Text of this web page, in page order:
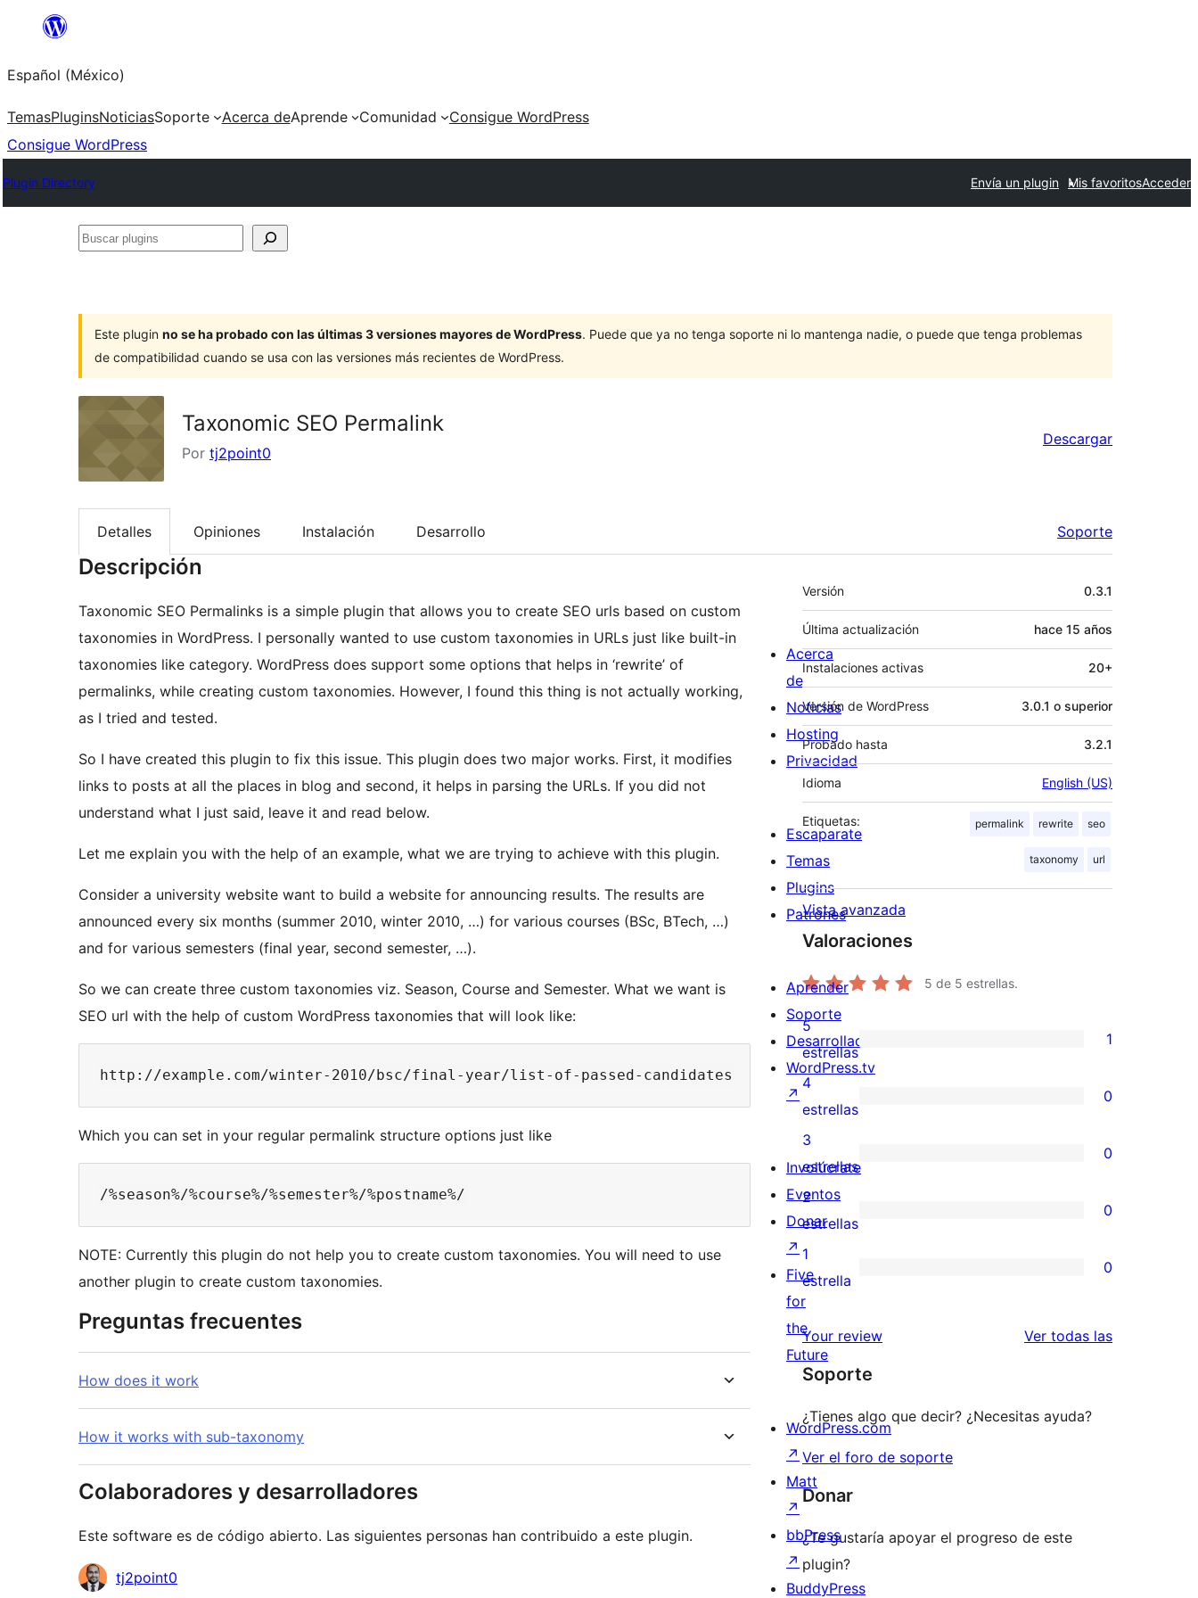
Saltar
contenido
Español (México)
TemasPluginsNoticiasSoporte Acerca deAprende Comunidad
Consigue WordPress
Consigue WordPress
Plugin Directory Envía un plugin Mis favoritosAcceder
Buscar
Este plugin no se ha probado con las últimas 3 versiones mayores de WordPress. Puede que ya no tenga soporte ni lo mantenga nadie, o puede que tenga problemas
de compatibilidad cuando se usa con las versiones más recientes de WordPress.
Taxonomic SEO Permalink
Por tj2point0
Descargar
Detalles Opiniones Instalación Desarrollo Soporte
Descripción
Taxonomic SEO Permalinks is a simple plugin that allows you to create SEO urls based on custom
taxonomies in WordPress. I personally wanted to use custom taxonomies in URLs just like built-in
taxonomies like category. WordPress does support some options that helps in ‘rewrite’ of
permalinks, while creating custom taxonomies. However, I found this thing is not actually working,
as I tried and tested.
So I have created this plugin to fix this issue. This plugin does two major works. First, it modifies
links to posts at all the places in blog and second, it helps in parsing the URLs. If you did not
understand what I just said, leave it and read below.
Let me explain you with the help of an example, what we are trying to achieve with this plugin.
Consider a university website want to build a website for announcing results. The results are
announced every six months (summer 2010, winter 2010, …) for various courses (BSc, BTech, …)
and for various semesters (final year, second semester, …).
So we can create three custom taxonomies viz. Season, Course and Semester. What we want is
SEO url with the help of custom WordPress taxonomies that will look like:
Which you can set in your regular permalink structure options just like
NOTE: Currently this plugin do not help you to create custom taxonomies. You will need to use
another plugin to create custom taxonomies.
Preguntas frecuentes
How does it work
How it works with sub-taxonomy
Colaboradores y desarrolladores
Este software es de código abierto. Las siguientes personas han contribuido a este plugin.
Colaboradores
tj2point0
Meta
Versión 0.3.1
Última actualización hace 15 años
Instalaciones activas 20+
Versión de WordPress 3.0.1 o superior
Probado hasta 3.2.1
Idioma English (US)
Etiquetas: permalink rewrite seo
taxonomy url
Vista avanzada
Valoraciones
5 de 5 estrellas.
1
valoración
de
5
estrellas
5
estrellas
1
0
valoraciones
de
4
estrellas
4
estrellas
0
0
valoraciones
de
3
estrellas
3
estrellas
0
0
valoraciones
de
2
estrellas
2
estrellas
0
0
valoraciones
de
1
estrellas
1
estrella
0
Your review Ver todas lasvaloraciones
Soporte
¿Tienes algo que decir? ¿Necesitas ayuda?
Ver el foro de soporte
Donar
¿Te gustaría apoyar el progreso de este
plugin?
Acerca
de
Noticias
Hosting
Privacidad
Escaparate
Temas
Plugins
Patrones
Aprender
Soporte
Desarrolladores
WordPress.tv
↗
Involúcrate
Eventos
Donar
↗
Five
for
the
Future
WordPress.com
↗
Matt
↗
bbPress
↗
BuddyPress